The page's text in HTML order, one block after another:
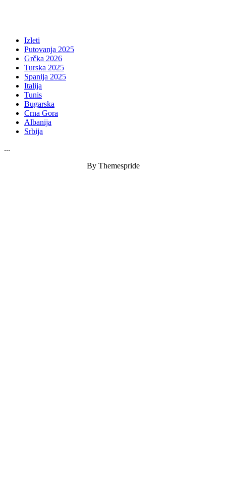
Izleti
Putovanja 2025
Grčka 2026
Turska 2025
Spanija 2025
Italija
Tunis
Bugarska
Crna Gora
Albanija
Srbija
...
By Themespride